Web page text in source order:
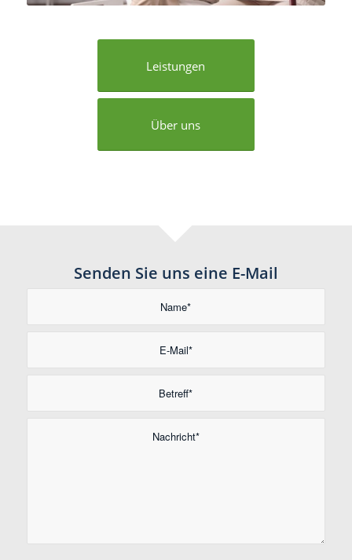
Leistungen
Über uns
Senden Sie uns eine E-Mail